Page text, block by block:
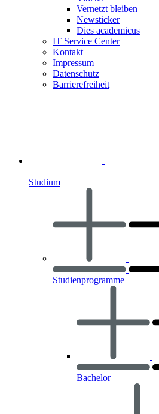
Vernetzt bleiben
Newsticker
Dies academicus
IT Service Center
Kontakt
Impressum
Datenschutz
Barrierefreiheit
Studium
Studienprogramme
Bachelor